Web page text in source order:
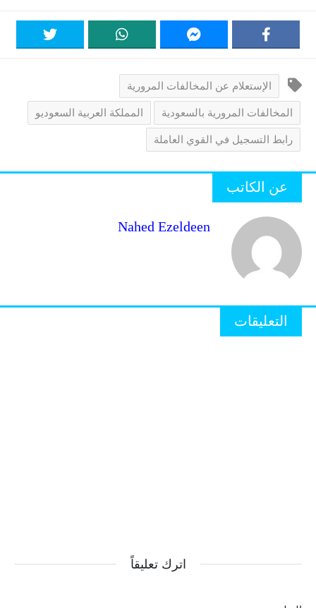
الإستعلام عن المخالفات المرورية
المخالفات المرورية بالسعودية المملكة العربية السعوديو
رابط التسجيل في القوي العاملة
عن الكاتب
Nahed Ezeldeen
التعليقات
اترك تعليقاً